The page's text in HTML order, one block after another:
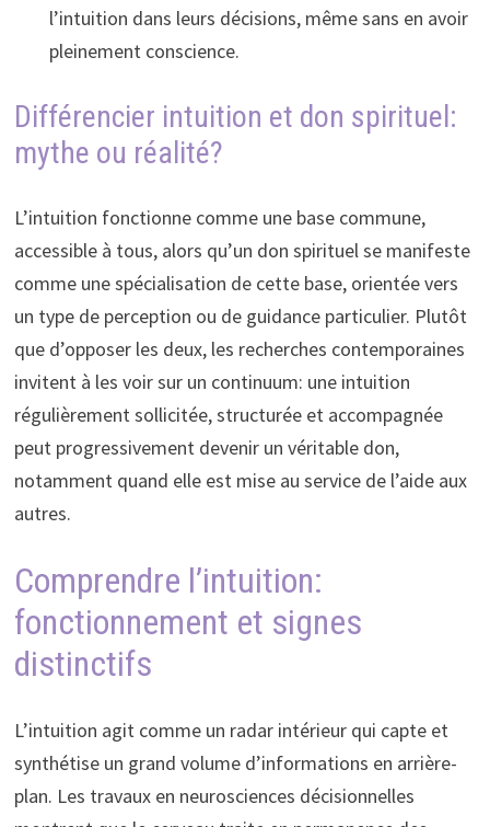
l’intuition dans leurs décisions, même sans en avoir
pleinement conscience.
Différencier intuition et don spirituel:
mythe ou réalité?
L’intuition fonctionne comme une base commune,
accessible à tous, alors qu’un don spirituel se manifeste
comme une spécialisation de cette base, orientée vers
un type de perception ou de guidance particulier. Plutôt
que d’opposer les deux, les recherches contemporaines
invitent à les voir sur un continuum: une intuition
régulièrement sollicitée, structurée et accompagnée
peut progressivement devenir un véritable don,
notamment quand elle est mise au service de l’aide aux
autres.
Comprendre l’intuition:
fonctionnement et signes
distinctifs
L’intuition agit comme un radar intérieur qui capte et
synthétise un grand volume d’informations en arrière-
plan. Les travaux en neurosciences décisionnelles